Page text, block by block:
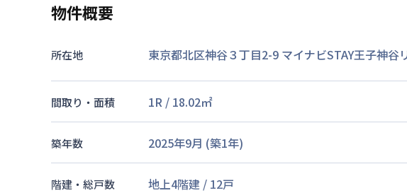
物件概要
所在地 東京都北区神谷３丁目2-9 マイナビSTAY王子神谷
間取り・面積 1R / 18.02㎡
築年数 2025年9月 (築1年)
階建・総戸数 地上4階建 / 12戸